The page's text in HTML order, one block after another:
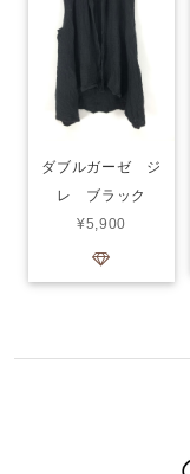
ダブルガーゼ ジ
レ ブラック
¥5,900